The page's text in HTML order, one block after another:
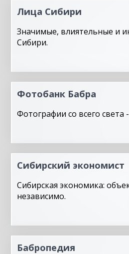
Лица Сибири
Значимые, влиятельные и
Сибири.
Фотобанк Бабра
Фотографии со всего света
Сибирский экономист
Сибирская экономика:
независимо.
Бабропедия